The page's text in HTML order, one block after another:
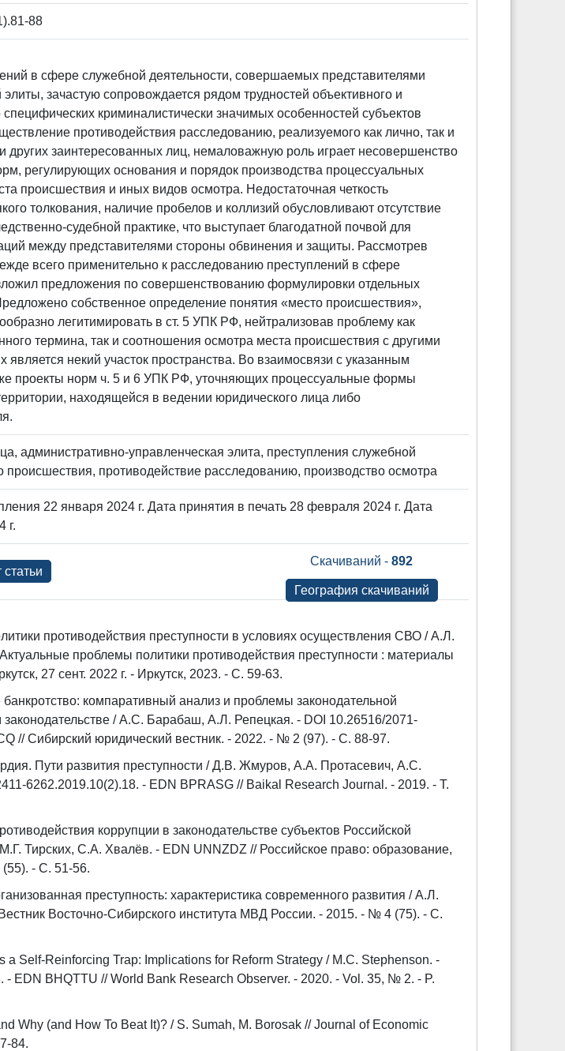
88
в сфере служебной деятельности, совершаемых представителями
зачастую сопровождается рядом трудностей объективного и
криминалистически значимых особенностей субъектов
противодействия расследованию, реализуемого как лично, так и
других заинтересованных лиц, немаловажную роль играет несовершенство
регулирующих основания и порядок производства процессуальных
происшествия и иных видов осмотра. Недостаточная четкость
толкования, наличие пробелов и коллизий обусловливают отсутствие
судебной практике, что выступает благодатной почвой для
между представителями стороны обвинения и защиты. Рассмотрев
всего применительно к расследованию преступлений в сфере
предложения по совершенствованию формулировки отдельных
собственное определение понятия «место происшествия»,
легитимировать в ст. 5 УПК РФ, нейтрализовав проблему как
термина, так и соотношения осмотра места происшествия с другими
некий участок пространства. Во взаимосвязи с указанным
проекты норм ч. 5 и 6 УПК РФ, уточняющих процессуальные формы
находящейся в ведении юридического лица либо
административно-управленческая элита, преступления служебной
происшествия, противодействие расследованию, производство осмотра
22 января 2024 г. Дата принятия в печать 28 февраля 2024 г. Дата
г.
Скачиваний -892
География скачиваний
противодействия преступности в условиях осуществления СВО / А.Л.
проблемы политики противодействия преступности : материалы
27 сент. 2022 г. - Иркутск, 2023. - С. 59-63.
компаративный анализ и проблемы законодательной
законодательстве / А.С. Барабаш, А.Л. Репецкая. - DOI 10.26516/2071-
// Сибирский юридический вестник. - 2022. - № 2 (97). - С. 88-97.
Пути развития преступности / Д.В. Жмуров, А.А. Протасевич, А.С.
6262.2019.10(2).18. - EDN BPRASG // Baikal Research Journal. - 2019. - Т.
коррупции в законодательстве субъектов Российской
Тирских, С.А. Хвалёв. - EDN UNNZDZ // Российское право: образование,
- С. 51-56.
преступность: характеристика современного развития / А.Л.
Восточно-Сибирского института МВД России. - 2015. - № 4 (75). - С.
a Self-Reinforcing Trap: Implications for Reform Strategy / M.C. Stephenson. -
- EDN BHQTTU // World Bank Research Observer. - 2020. - Vol. 35, № 2. - P.
Why (and How To Beat It)? / S. Sumah, M. Borosak // Journal of Economic
84.